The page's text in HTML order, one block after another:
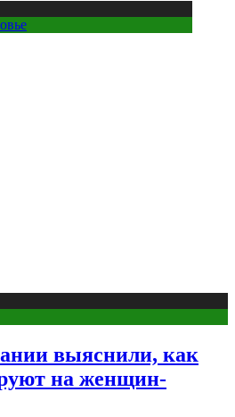
выяснили, как
на женщин-